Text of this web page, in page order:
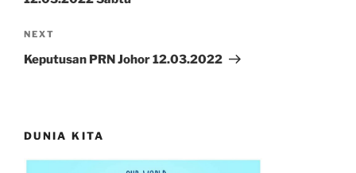
Next
Post
NEXT
Keputusan PRN Johor 12.03.2022
DUNIA KITA